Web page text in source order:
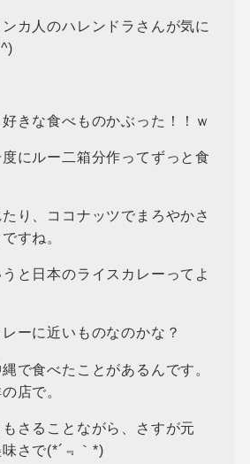
カ人のハレンドラさんが気に
きな食べものかぶった！！ｗ
にルー二箱分作ってずっと食
り、ココナッツでまろやかさ
すね。
と日本のライスカレーってよ
ーに近いものなのかな？
で食べたことがあるんです。
店で。
さることながら、さすが元
さで(*´﹃｀*)